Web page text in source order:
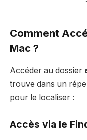
Comment
Mac ?
Accéder au dossier
trouve dans un
pour le localiser :
Accès via le